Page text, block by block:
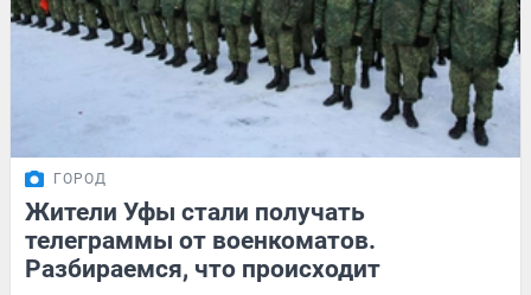
ГОРОД
Жители Уфы стали получать
телеграммы от военкоматов.
Разбираемся, что происходит